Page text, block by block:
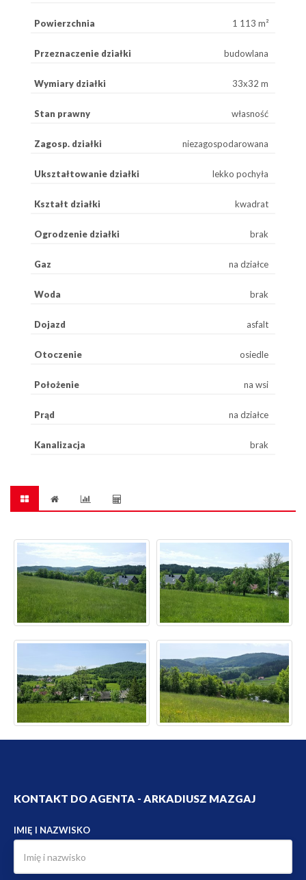
Powierzchnia 1 113 m²
Przeznaczenie działki budowlana
Wymiary działki 33x32 m
Stan prawny własność
Zagosp. działki niezagospodarowana
Ukształtowanie działki lekko pochyła
Kształt działki kwadrat
Ogrodzenie działki brak
Gaz na działce
Woda brak
Dojazd asfalt
Otoczenie osiedle
Położenie na wsi
Prąd na działce
Kanalizacja brak
KONTAKT DO AGENTA - ARKADIUSZ MAZGAJ
IMIĘ I NAZWISKO